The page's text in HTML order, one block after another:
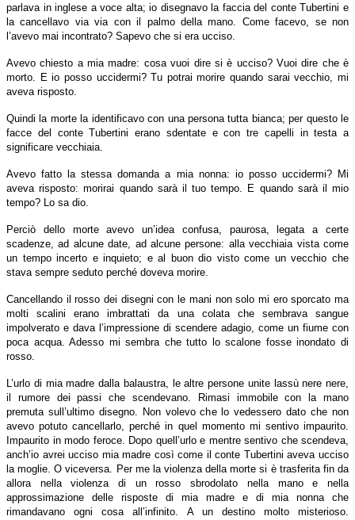
parlava in inglese a voce alta; io disegnavo la faccia del conte Tubertini e
la cancellavo via via con il palmo della mano. Come facevo, se non
l’avevo mai incontrato? Sapevo che si era ucciso.
Avevo chiesto a mia madre: cosa vuoi dire si è ucciso? Vuoi dire che è
morto. E io posso uccidermi? Tu potrai morire quando sarai vecchio, mi
aveva risposto.
Quindi la morte la identificavo con una persona tutta bianca; per questo le
facce del conte Tubertini erano sdentate e con tre capelli in testa a
significare vecchiaia.
Avevo fatto la stessa domanda a mia nonna: io posso uccidermi? Mi
aveva risposto: morirai quando sarà il tuo tempo. E quando sarà il mio
tempo? Lo sa dio.
Perciò dello morte avevo un’idea confusa, paurosa, legata a certe
scadenze, ad alcune date, ad alcune persone: alla vecchiaia vista come
un tempo incerto e inquieto; e al buon dio visto come un vecchio che
stava sempre seduto perché doveva morire.
Cancellando il rosso dei disegni con le mani non solo mi ero sporcato ma
molti scalini erano imbrattati da una colata che sembrava sangue
impolverato e dava l’impressione di scendere adagio, come un fiume con
poca acqua. Adesso mi sembra che tutto lo scalone fosse inondato di
rosso.
L’urlo di mia madre dalla balaustra, le altre persone unite lassù nere nere,
il rumore dei passi che scendevano. Rimasi immobile con la mano
premuta sull’ultimo disegno. Non volevo che lo vedessero dato che non
avevo potuto cancellarlo, perché in quel momento mi sentivo impaurito.
Impaurito in modo feroce. Dopo quell’urlo e mentre sentivo che scendeva,
anch’io avrei ucciso mia madre così come il conte Tubertini aveva ucciso
la moglie. O viceversa. Per me la violenza della morte si è trasferita fin da
allora nella violenza di un rosso sbrodolato nella mano e nella
approssimazione delle risposte di mia madre e di mia nonna che
rimandavano ogni cosa all’infinito. A un destino molto misterioso.